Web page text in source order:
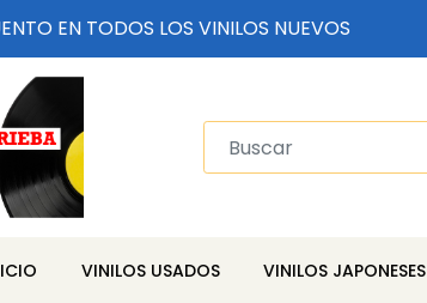
EN TODOS LOS VINILOS NUEVOS
VINILOS USADOS VINILOS JAPONESES